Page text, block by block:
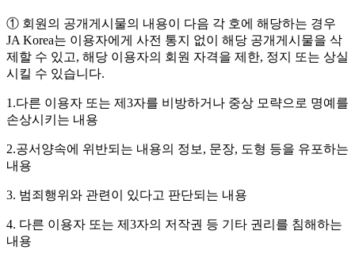
① 회원의 공개게시물의 내용이 다음 각 호에 해당하는 경우
JA Korea는 이용자에게 사전 통지 없이 해당 공개게시물을 삭
제할 수 있고, 해당 이용자의 회원 자격을 제한, 정지 또는 상실
시킬 수 있습니다.
1.다른 이용자 또는 제3자를 비방하거나 중상 모략으로 명예를
손상시키는 내용
2.공서양속에 위반되는 내용의 정보, 문장, 도형 등을 유포하는
내용
3. 범죄행위와 관련이 있다고 판단되는 내용
4. 다른 이용자 또는 제3자의 저작권 등 기타 권리를 침해하는
내용